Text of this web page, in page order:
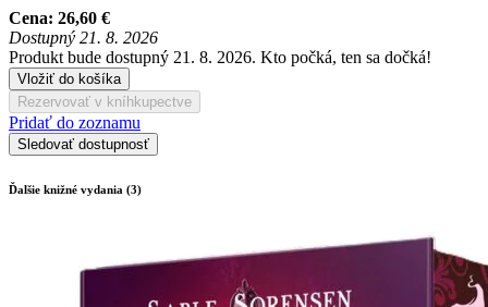
Cena: 26,60 €
Dostupný 21. 8. 2026
Produkt bude dostupný 21. 8. 2026. Kto počká, ten sa dočká!
Vložiť do košíka
Rezervovať v kníhkupectve
Pridať do zoznamu
Sledovať dostupnosť
Ďalšie knižné vydania (3)